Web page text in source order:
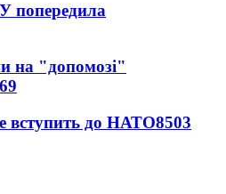
попередила
на "допомозі"
вступить до НАТО8503